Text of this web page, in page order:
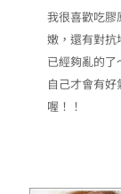
我很喜歡吃膠
嫩，還有對抗
已經夠亂的
自己才會有
喔！！